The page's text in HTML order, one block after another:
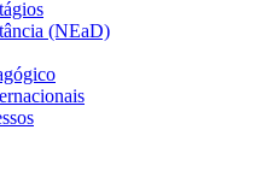
(NEaD)